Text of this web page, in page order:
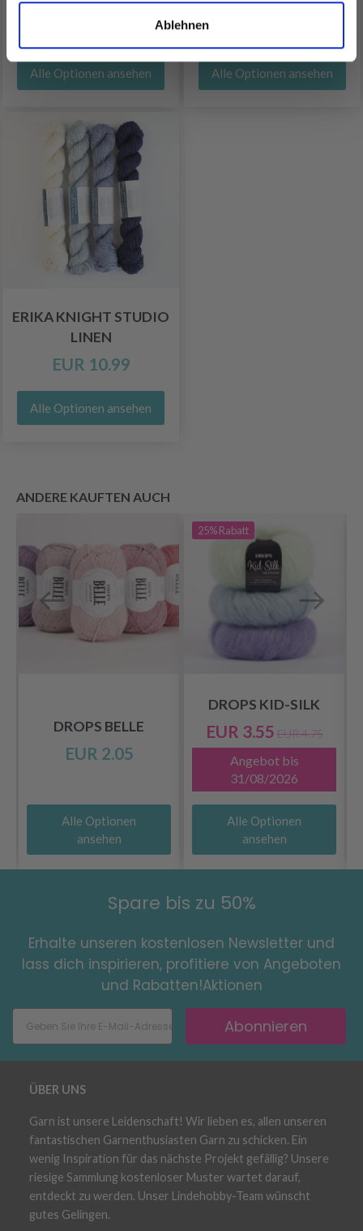
Ablehnen
Alle Optionen ansehen Alle Optionen ansehen
ERIKA KNIGHT STUDIO
LINEN
EUR 10.99
Alle Optionen ansehen
ANDERE KAUFTEN AUCH
DROPS BELLE
EUR 2.05
Alle Optionen
ansehen
25%Rabatt
DROPS KID-SILK
EUR 3.55 EUR 4.75
Angebot bis
31/08/2026
Alle Optionen
ansehen
Spare bis zu 50%
Erhalte unseren kostenlosen Newsletter und
lass dich inspirieren, profitiere von Angeboten
und Rabatten!Aktionen
Abonnieren
ÜBER UNS
Garn ist unsere Leidenschaft! Wir lieben es, allen unseren
fantastischen Garnenthusiasten Garn zu schicken. Ein
wenig Inspiration für das nächste Projekt gefällig? Unsere
riesige Sammlung kostenloser Muster wartet darauf,
entdeckt zu werden. Unser Lindehobby-Team wünscht
gutes Gelingen.